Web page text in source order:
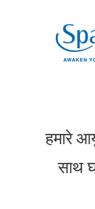
हमारे
साथ